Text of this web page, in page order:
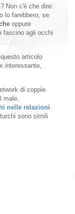
? Non c'è che dire:
lo farebbero, se
oppure
fascino agli occhi
articolo
interessante,
di coppie
male.
nelle relazioni
sono simili